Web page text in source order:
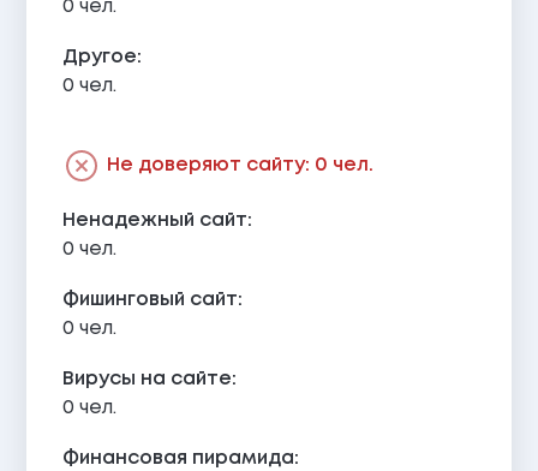
0 чел.
Другое:
0 чел.
Не доверяют сайту: 0 чел.
Ненадежный сайт:
0 чел.
Фишинговый сайт:
0 чел.
Вирусы на сайте:
0 чел.
Финансовая пирамида: